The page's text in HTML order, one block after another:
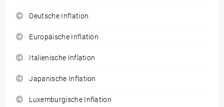
Deutsche Inflation
Europäische Inflation
Italienische Inflation
Japanische Inflation
Luxemburgische Inflation